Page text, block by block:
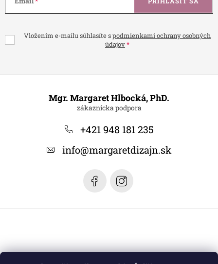
Vložením e-mailu súhlasíte spodmienkami ochrany osobných
údajov
Mgr. Margaret Hlbocká, PhD.
+421 948 181 235
info@margaretdizajn.sk